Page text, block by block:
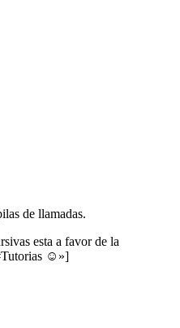
de llamadas.
esta a favor de la
☺»]